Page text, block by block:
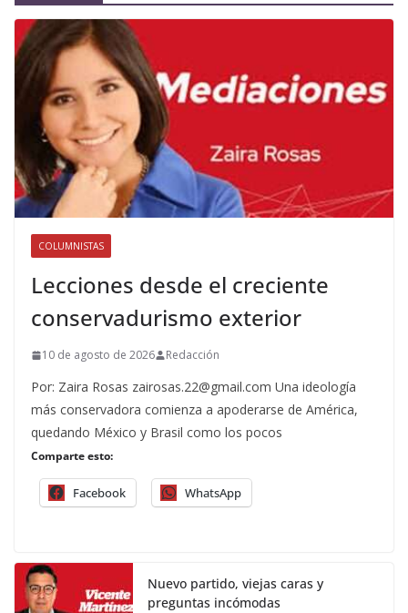
COLUMNISTAS
Lecciones desde el creciente
conservadurismo exterior
10 de agosto de 2026 Redacción
Por: Zaira Rosas zairosas.22@gmail.com Una ideología
más conservadora comienza a apoderarse de América,
quedando México y Brasil como los pocos
Comparte esto:
Facebook WhatsApp
Nuevo partido, viejas caras y
preguntas incómodas